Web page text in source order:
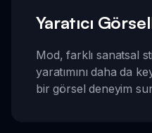
Yaratıcı
Mod, farklı sanatsal
yaratımını daha da
bir görsel deneyim